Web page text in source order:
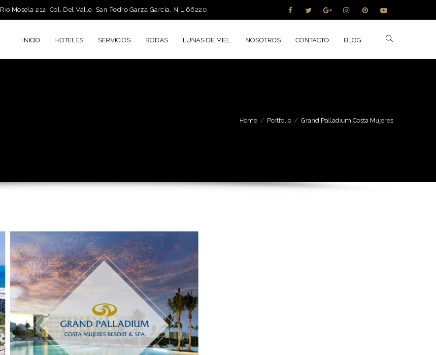
Rio Mosela 212, Col. Del Valle, San Pedro Garza García, N.L 66220
INICIO HOTELES SERVICIOS BODAS LUNAS DE MIEL NOSOTROS CONTACTO BLOG
Home Portfolio Grand Palladium Costa Mujeres